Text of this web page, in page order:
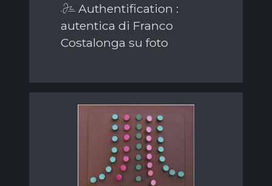
Authentification :
autentica di Franco
Costalonga su foto